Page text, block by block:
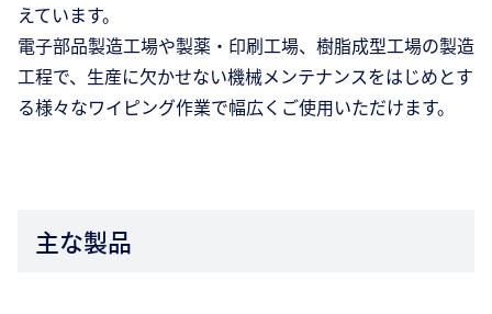
えています。
電子部品製造工場や製薬・印刷工場、樹脂成型工場の製造
工程で、生産に欠かせない機械メンテナンスをはじめとす
る様々なワイピング作業で幅広くご使用いただけます。
主な製品